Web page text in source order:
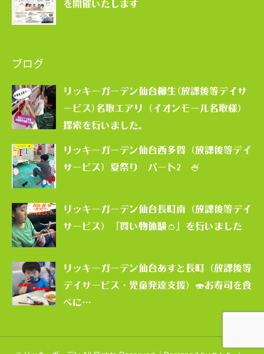
を開催いたします
ブログ
リッキーガーデン仙台柳生(放課後等デイサ
ービス)名取エアリ（イオンモール名取様）
探索を行いました。
リッキーガーデン仙台西多賀（放課後等デイ
サービス）夏祭り パート2 🍧
リッキーガーデン仙台長町南（放課後等デイ
サービス）「買い物体験👛」を行いました
リッキーガーデン仙台あすと長町（放課後等
デイサービス・児童発達支援）🍣お寿司を食
べに…